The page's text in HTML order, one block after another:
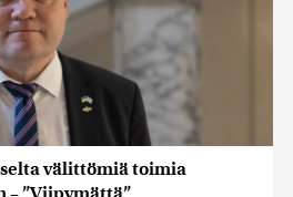
välittömiä toimia